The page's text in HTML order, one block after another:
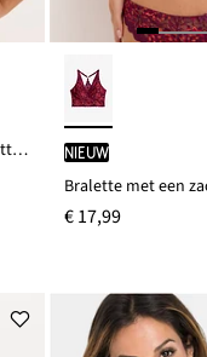
Voorgevormde bh met gewatteerde schouderbandjes Nieuw
€ 17,99